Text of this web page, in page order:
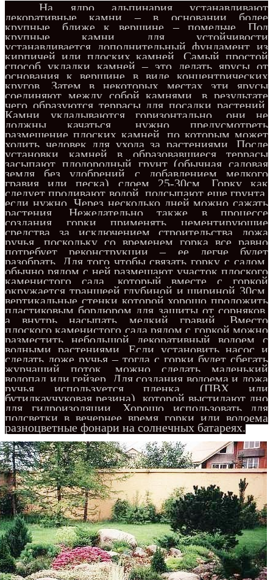
На ядро альпинария устанавливают
декоративные камни – в основании более
крупные, ближе к вершине – помельче. Под
крупные камни для устойчивости
устанавливается дополнительный фундамент из
кирпичей или плоских камней. Самый простой
способ укладки камней – это делать ярусы от
основания к вершине в виде концентрических
кругов. Затем в некоторых местах эти ярусы
соединяют между собой камнями, в результате
чего образуются террасы для посадки растений.
Камни укладываются горизонтально, они не
должны качаться, нужно предусмотреть
размещение плоских камней, по которым может
ходить человек для ухода за растениями. После
установки камней в образовавшиеся террасы
засыпают плодородный грунт (обычная садовая
земля без удобрений с добавлением мелкого
гравия или песка) слоем 25-30см. Горку как
следует проливают водой, подсыпают еще грунта,
если нужно. Через несколько дней можно сажать
растения. Нежелательно также в процессе
создания горки применять цементирующие
средства за исключением строительства ложа
ручья, поскольку со временем горка все равно
потребует реконструкции – ее легче будет
разобрать. Для того чтобы связать горку с садом,
обычно рядом с ней размещают участок плоского
каменистого сада, который вместе с горкой
окружается траншеей глубиной и шириной 30см,
вертикальные стенки которой хорошо проложить
пластиковым бордюром для защиты от сорняков,
а внутрь насыпать мелкий гравий. Вместо
плоского каменистого сада рядом с горкой можно
разместить небольшой декоративный водоем с
водными растениями. Если установить насос и
сделать ложе ручья – тогда с горки будет сбегать
журчащий поток, можно сделать маленький
водопад или гейзер. Для создания водоема и ложа
ручья используется пленка (ПВХ или
бутилкаучуковая резина), которой выстилают дно
для гидроизоляции. Хорошо использовать для
подсветки в вечернее время горки или водоема
разноцветные фонари на солнечных батареях.